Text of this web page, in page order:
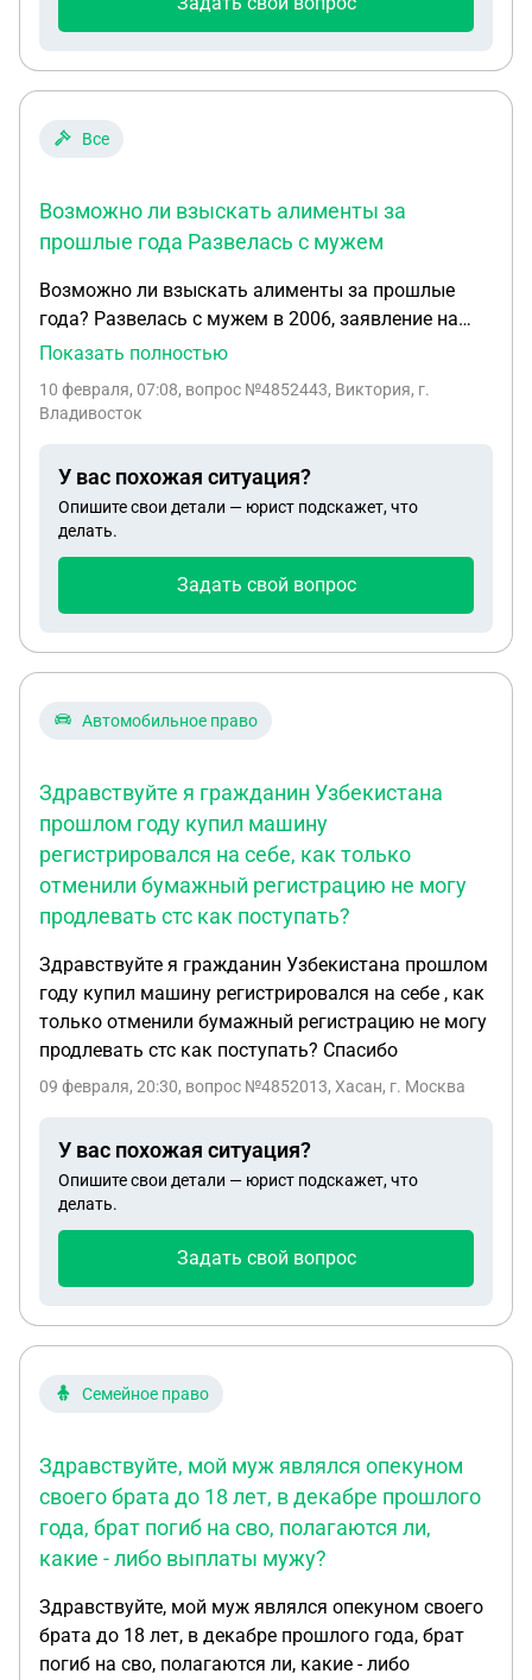
Все
Возможно ли взыскать алименты за
прошлые года Развелась с мужем
Возможно ли взыскать алименты за прошлые
года? Развелась с мужем в 2006, заявление на
алименты подала в 2010, суд присудил 5 тысяч он
подтверждено чеков и расписок нет. Хочу
не учавствовал Что вообще можно сделать в
данном случае?
Показать полностью
10 февраля, 07:08, вопрос №4852443, Виктория, г.
Владивосток
У вас похожая ситуация?
Опишите свои детали — юрист подскажет, что
делать.
Задать свой вопрос
Автомобильное право
Здравствуйте я гражданин Узбекистана
прошлом году купил машину
регистрировался на себе, как только
отменили бумажный регистрацию не могу
продлевать стс как поступать?
Здравствуйте я гражданин Узбекистана прошлом
году купил машину регистрировался на себе , как
только отменили бумажный регистрацию не могу
продлевать стс как поступать? Спасибо
09 февраля, 20:30, вопрос №4852013, Хасан, г. Москва
У вас похожая ситуация?
Опишите свои детали — юрист подскажет, что
делать.
Задать свой вопрос
Семейное право
Здравствуйте, мой муж являлся опекуном
своего брата до 18 лет, в декабре прошлого
года, брат погиб на сво, полагаются ли,
какие - либо выплаты мужу?
Здравствуйте, мой муж являлся опекуном своего
брата до 18 лет, в декабре прошлого года, брат
погиб на сво, полагаются ли, какие - либо